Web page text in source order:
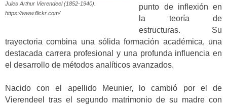
Jules Arthur Vierendeel (1852-1940).
https://www.flickr.com/
punto de inflexión en
la teoría de
estructuras. Su
trayectoria combina una sólida formación académica, una
destacada carrera profesional y una profunda influencia en
el desarrollo de métodos analíticos avanzados.
Nacido con el apellido Meunier, lo cambió por el de
Vierendeel tras el segundo matrimonio de su madre con